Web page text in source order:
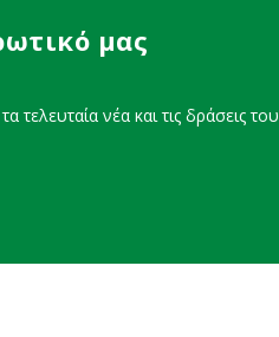
μας
τελευταία νέα και τις δράσεις του